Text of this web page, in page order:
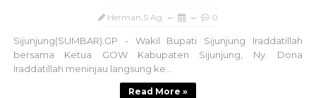
Herman,S.Ag 0
Sijunjung(SUMBAR).GP - Wakil Bupati Sijunjung Iraddatillah
bersama Ketua GOW Kabupaten Sijunjung, Ny. Dona
Iraddatillah meninjau langsung ke...
Read More »